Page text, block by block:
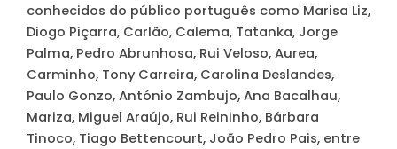
conhecidos do público português como Marisa Liz,
Diogo Piçarra, Carlão, Calema, Tatanka, Jorge
Palma, Pedro Abrunhosa, Rui Veloso, Aurea,
Carminho, Tony Carreira, Carolina Deslandes,
Paulo Gonzo, António Zambujo, Ana Bacalhau,
Mariza, Miguel Araújo, Rui Reininho, Bárbara
Tinoco, Tiago Bettencourt, João Pedro Pais, entre